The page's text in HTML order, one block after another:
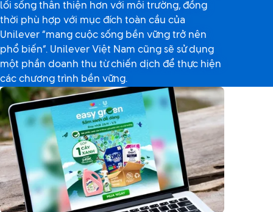
lối sống thân thiện hơn với môi trường, đồng
thời phù hợp với mục đích toàn cầu của
Unilever “mang cuộc sống bền vững trở nên
phổ biến”. Unilever Việt Nam cũng sẽ sử dụng
một phần doanh thu từ chiến dịch để thực hiện
các chương trình bền vững.